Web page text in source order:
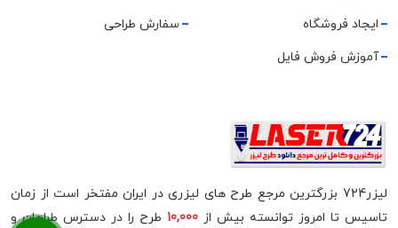
ایجاد فروشگاه
آموزش فروش فایل
سفارش طراحی
لیزر724 بزرگترین مرجع طرح های لیزری در ایران مفتخر است از زمان
تاسیس تا امروز توانسته بیش از 10,000 طرح را در دسترس طراحان و